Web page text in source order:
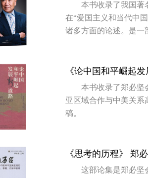
本书收录了我国著
在“爱国主义和当代中
诸多方面的论述。是一
发展战略的权威著作
《论中国和平崛起
本书收录了郑必坚
亚区域合作与中美关系
稿。
《思考的历程》 郑
这部论集是郑必坚